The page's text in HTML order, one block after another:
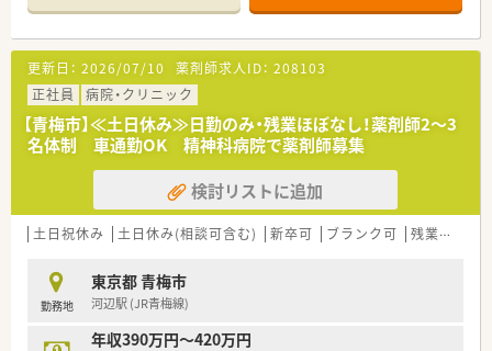
更新日： 2026/07/10 薬剤師求人ID： 208103
正社員
病院・クリニック
【青梅市】≪土日休み≫日勤のみ・残業ほぼなし！薬剤師2～3
名体制 車通勤OK 精神科病院で薬剤師募集
検討リストに追加
土日祝休み 土日休み(相談可含む) 新卒可 ブランク可 残業なし(ほぼなし含む)
勤務地
東京都 青梅市
河辺駅 (JR青梅線)
年収390万円～420万円